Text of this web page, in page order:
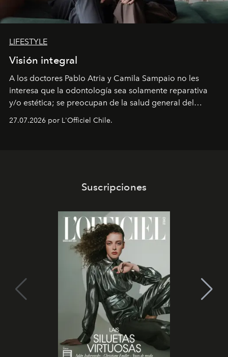
LIFESTYLE
Visión integral
A los doctores Pablo Atria y Camila Sampaio no les
interesa que la odontología sea solamente reparativa
y/o estética; se preocupan de la salud general del
paciente y entienden la prevención como una arista
intransable.
27.07.2026 por L'Officiel Chile.
Suscripciones